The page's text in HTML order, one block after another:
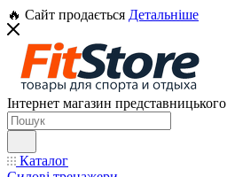
🔥 Сайт продається Детальніше
Інтернет магазин
Каталог